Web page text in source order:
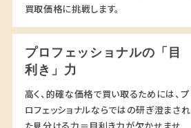
買取価格に挑戦します。
プロフェッショナルの「目
利き」力
高く、的確な価格で買い取るためには、プ
ロフェッショナルならではの研ぎ澄まされ